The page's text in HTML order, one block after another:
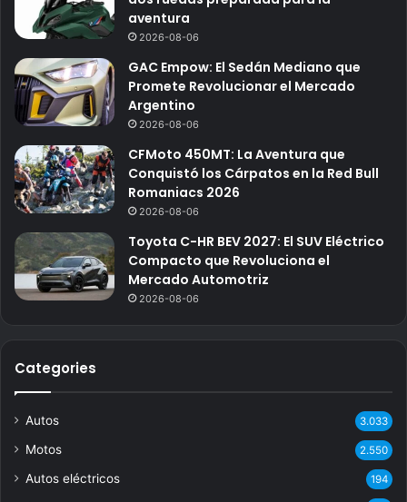
aventura
2026-08-06
GAC Empow: El Sedán Mediano que
Promete Revolucionar el Mercado
Argentino
2026-08-06
CFMoto 450MT: La Aventura que
Conquistó los Cárpatos en la Red Bull
Romaniacs 2026
2026-08-06
Toyota C-HR BEV 2027: El SUV Eléctrico
Compacto que Revoluciona el
Mercado Automotriz
2026-08-06
Categories
Autos 3.033
Motos 2.550
Autos eléctricos 194